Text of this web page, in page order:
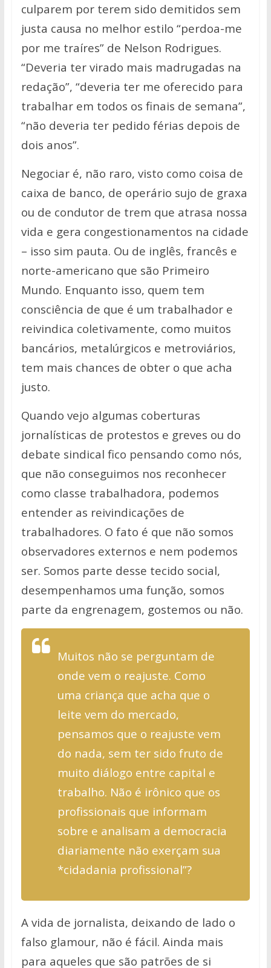
culparem por terem sido demitidos sem
justa causa no melhor estilo “perdoa-me
por me traíres” de Nelson Rodrigues.
“Deveria ter virado mais madrugadas na
redação”, “deveria ter me oferecido para
trabalhar em todos os finais de semana”,
“não deveria ter pedido férias depois de
dois anos”.
Negociar é, não raro, visto como coisa de
caixa de banco, de operário sujo de graxa
ou de condutor de trem que atrasa nossa
vida e gera congestionamentos na cidade
– isso sim pauta. Ou de inglês, francês e
norte-americano que são Primeiro
Mundo. Enquanto isso, quem tem
consciência de que é um trabalhador e
reivindica coletivamente, como muitos
bancários, metalúrgicos e metroviários,
tem mais chances de obter o que acha
justo.
Quando vejo algumas coberturas
jornalísticas de protestos e greves ou do
debate sindical fico pensando como nós,
que não conseguimos nos reconhecer
como classe trabalhadora, podemos
entender as reivindicações de
trabalhadores. O fato é que não somos
observadores externos e nem podemos
ser. Somos parte desse tecido social,
desempenhamos uma função, somos
parte da engrenagem, gostemos ou não.
Muitos não se perguntam de
onde vem o reajuste. Como
uma criança que acha que o
leite vem do mercado,
pensamos que o reajuste vem
do nada, sem ter sido fruto de
muito diálogo entre capital e
trabalho. Não é irônico que os
profissionais que informam
sobre e analisam a democracia
diariamente não exerçam sua
*cidadania profissional”?
A vida de jornalista, deixando de lado o
falso glamour, não é fácil. Ainda mais
para aqueles que são patrões de si